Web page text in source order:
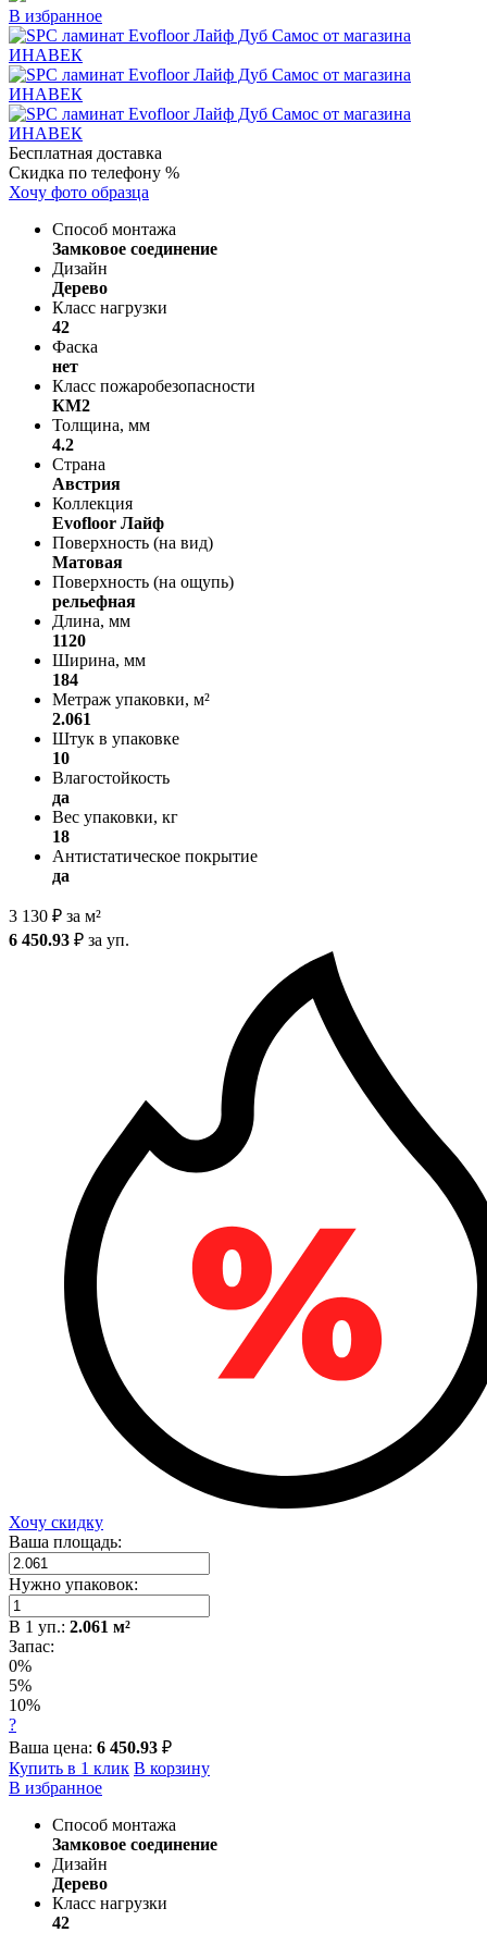
В избранное
Бесплатная доставка
Скидка по телефону %
Хочу фото образца
Способ монтажа
Замковое соединение
Дизайн
Дерево
Класс нагрузки
42
Фаска
нет
Класс пожаробезопасности
КМ2
Толщина, мм
4.2
Страна
Австрия
Коллекция
Evofloor Лайф
Поверхность (на вид)
Матовая
Поверхность (на ощупь)
рельефная
Длина, мм
1120
Ширина, мм
184
Метраж упаковки, м²
2.061
Штук в упаковке
10
Влагостойкость
да
Вес упаковки, кг
18
Антистатическое покрытие
да
3 130 ₽ за м²
6 450.93 ₽ за уп.
Хочу скидку
Ваша площадь:
Нужно упаковок:
В 1 уп.: 2.061 м²
Запас:
0%
5%
10%
?
Ваша цена: 6 450.93 ₽
Купить в 1 клик В корзину
В избранное
Способ монтажа
Замковое соединение
Дизайн
Дерево
Класс нагрузки
42